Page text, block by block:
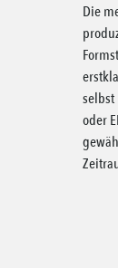
Die
oder